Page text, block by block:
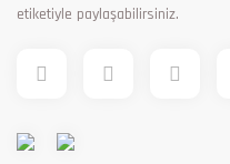
etiketiyle paylaşabilirsiniz.